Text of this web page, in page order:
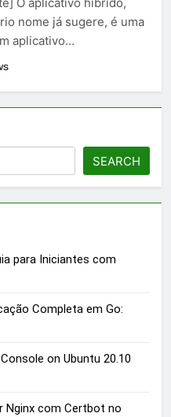
nome já sugere, é uma
aplicativo…
SEARCH
para Iniciantes com
Completa em Go:
on Ubuntu 20.10
Nginx com Certbot no